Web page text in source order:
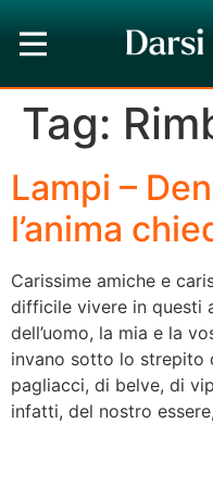
Tag:
Lampi –
l’anima
Carissime amiche e
difficile vivere in questi
dell’uomo, la mia e la
invano sotto lo strepito
pagliacci, di belve, di
infatti, del nostro